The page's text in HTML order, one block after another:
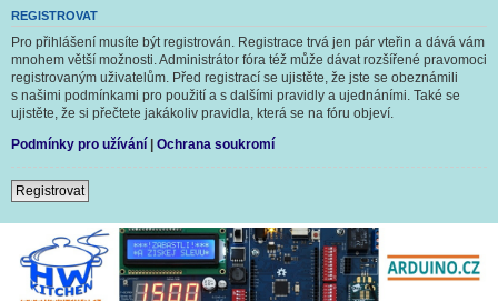
REGISTROVAT
Pro přihlášení musíte být registrován. Registrace trvá jen pár vteřin a dává vám
mnohem větší možnosti. Administrátor fóra též může dávat rozšířené pravomoci
registrovaným uživatelům. Před registrací se ujistěte, že jste se obeznámili
s našimi podmínkami pro použití a s dalšími pravidly a ujednáními. Také se
ujistěte, že si přečtete jakákoliv pravidla, která se na fóru objeví.
Podmínky pro užívání | Ochrana soukromí
Registrovat